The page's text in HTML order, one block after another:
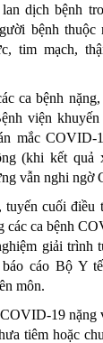
dịch bệnh
bệnh thuộc
tim mạch,
ca bệnh
viện
mắc COVID-
(khi kết quả
vẫn nghi ngờ
tuyến cuối
các ca bệnh
giải trình
cáo Bộ Y
môn.
19 nặng
tiêm hoặc